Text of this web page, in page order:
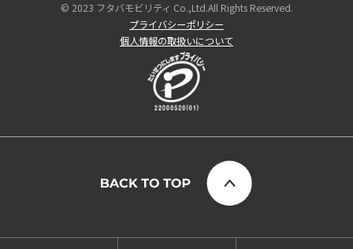
© 2023 フタバモビリティ Co.,Ltd.All Rights Reserved.
プライバシーポリシー
個人情報の取扱いについて